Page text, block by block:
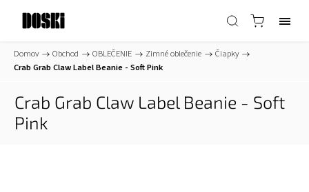
Domov / Obchod / OBLEČENIE / Zimné oblečenie / Čiapky /
Crab Grab Claw Label Beanie - Soft Pink
Crab Grab Claw Label Beanie - Soft
Pink